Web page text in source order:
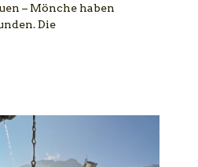
– Mönche haben
Die